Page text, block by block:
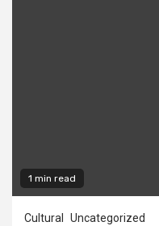
1 min read
Cultural Uncategorized